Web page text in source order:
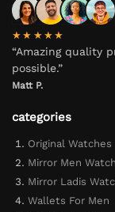
★★★★★
“Amazing quality
possible.”
Matt P.
categories
Original Watches
Mirror Men
Mirror Ladis
Wallets For Men